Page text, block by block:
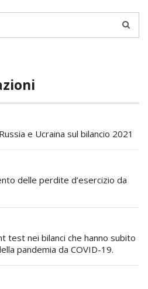
e Ucraina sul bilancio 2021
delle perdite d’esercizio da
test nei bilanci che hanno subito
pandemia da COVID-19.